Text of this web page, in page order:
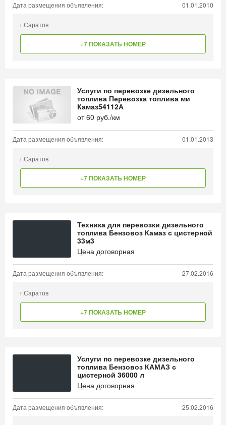
Дата размещения объявления: 01.01.2010
г.Саратов
+7 ПОКАЗАТЬ НОМЕР
Услуги по перевозке дизельного
топлива Перевозка топлива ми
Камаз54112А
от60 руб./км
Дата размещения объявления: 01.01.2013
г.Саратов
+7 ПОКАЗАТЬ НОМЕР
Техника для перевозки дизельного
топлива Бензовоз Камаз с цистерной
33м3
Цена договорная
Дата размещения объявления: 27.02.2016
г.Саратов
+7 ПОКАЗАТЬ НОМЕР
Услуги по перевозке дизельного
топлива Бензовоз КАМАЗ с
цистерной 36000 л
Цена договорная
Дата размещения объявления: 25.02.2016